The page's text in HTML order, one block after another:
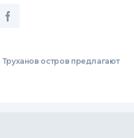
Труханов остров предлагают